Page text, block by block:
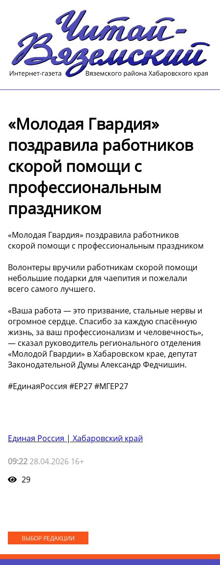
«Молодая Гвардия»
поздравила работников
скорой помощи с
профессиональным
праздником
«Молодая Гвардия» поздравила работников
скорой помощи с профессиональным праздником
Волонтеры вручили работникам скорой помощи
небольшие подарки для чаепития и пожелали
всего самого лучшего.
«Ваша работа — это призвание, стальные нервы и
огромное сердце. Спасибо за каждую спасённую
жизнь, за ваш профессионализм и человечность»,
— сказал руководитель регионального отделения
«Молодой Гвардии» в Хабаровском крае, депутат
Законодательной Думы Александр Федчишин.
#ЕдинаяРоссия #ЕР27 #МГЕР27
Единая Россия | Хабаровский край
09:22 28.04.2026 16+
29
ВЫБОР РЕДАКЦИИ